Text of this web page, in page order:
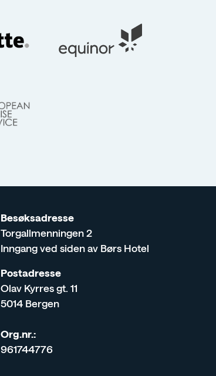
Besøksadresse
Torgallmenningen 2
Inngang ved siden av Børs Hotel
Postadresse
Olav Kyrres gt. 11
5014 Bergen
Org.nr.:
961744776